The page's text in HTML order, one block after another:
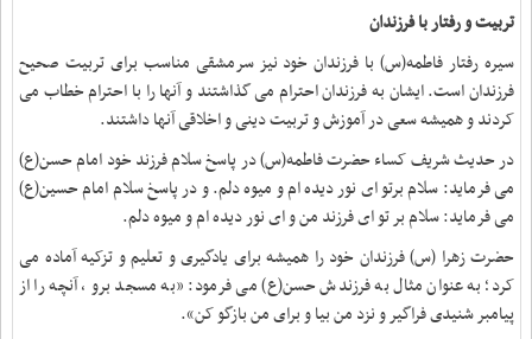
تربیت و رفتار با فرزندان
سیره رفتار فاطمه(س) با فرزندان خود نیز سرمشقی مناسب برای تربیت صحیح
فرزندان است. ایشان به فرزندان احترام می گذاشتند و آنها را با احترام خطاب می
کردند و همیشه سعی در آموزش و تربیت دینی و اخلاقی آنها داشتند.
در حدیث شریف کساء حضرت فاطمه(س) در پاسخ سلام فرزند خود امام حسن(ع)
می فرماید: سلام برتو اى نور دیده ام و میوه دلم. و در پاسخ سلام امام حسین(ع)
می فرماید: سلام بر تو اى فرزند من و اى نور دیده ام و میوه دلم.
حضرت زهرا (س) فرزندان خود را همیشه برای یادگیری و تعلیم و تزکیه آماده می
کرد؛ به عنوان مثال به فرزندش حسن(ع) می فرمود: «به مسجد برو ، آنچه را از
پیامبر شنیدی فراگیر و نزد من بیا و برای من بازگو کن».